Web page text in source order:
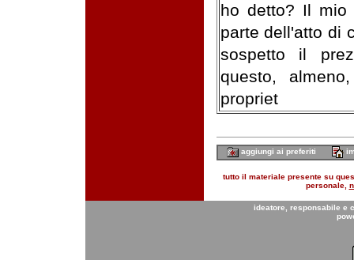
ho detto? Il mio
parte dell'atto di
sospetto il
questo,
propriet
aggiungi ai preferiti
tutto il materiale presente su
personale,
ideatore, responsabile e